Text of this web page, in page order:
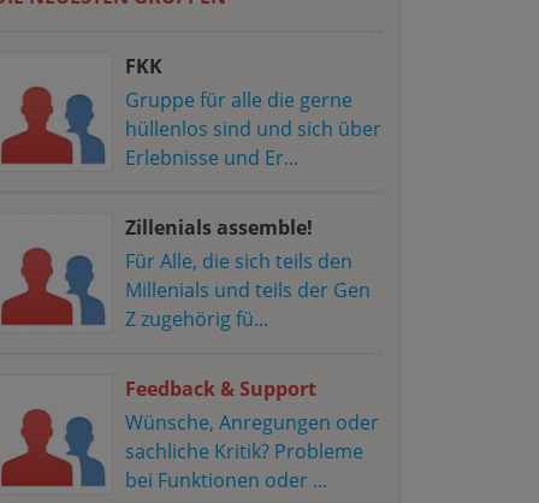
FKK
Gruppe für alle die gerne
hüllenlos sind und sich über
Erlebnisse und Er...
Zillenials assemble!
Für Alle, die sich teils den
Millenials und teils der Gen
Z zugehörig fü...
Feedback & Support
Wünsche, Anregungen oder
sachliche Kritik? Probleme
bei Funktionen oder ...